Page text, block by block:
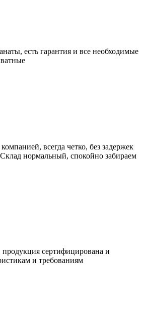
есть гарантия и все необходимые
всегда четко, без задержек
нормальный, спокойно забираем
сертифицирована и
и требованиям